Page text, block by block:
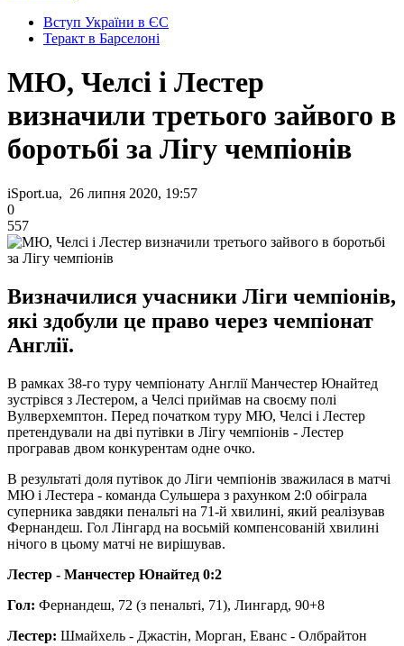
Вступ України в ЄС
Теракт в Барселоні
МЮ, Челсі і Лестер
визначили третього зайвого в
боротьбі за Лігу чемпіонів
iSport.ua, 26 липня 2020, 19:57
0
557
Визначилися учасники Ліги чемпіонів,
які здобули це право через чемпіонат
Англії.
В рамках 38-го туру чемпіонату Англії Манчестер Юнайтед
зустрівся з Лестером, а Челсі приймав на своєму полі
Вулверхемптон. Перед початком туру МЮ, Челсі і Лестер
претендували на дві путівки в Лігу чемпіонів - Лестер
програвав двом конкурентам одне очко.
В результаті доля путівок до Ліги чемпіонів зважилася в матчі
МЮ і Лестера - команда Сульшера з рахунком 2:0 обіграла
суперника завдяки пенальті на 71-й хвилині, який реалізував
Фернандеш. Гол Лінгард на восьмій компенсованій хвилині
нічого в цьому матчі не вирішував.
Лестер - Манчестер Юнайтед 0:2
Гол: Фернандеш, 72 (з пенальті, 71), Лингард, 90+8
Лестер: Шмайхель - Джастін, Морган, Еванс - Олбрайтон